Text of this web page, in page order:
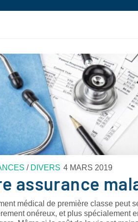
/ DIVERS 4 MARS 2019
assurance
médical de première classe peut
onéreux, et plus spécialement